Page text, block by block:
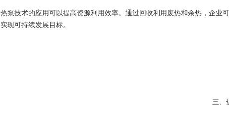
热泵技术的应用可以提高资源利用效率。通过回收利用废热和余热，企业
实现可持续发展目标。
三、